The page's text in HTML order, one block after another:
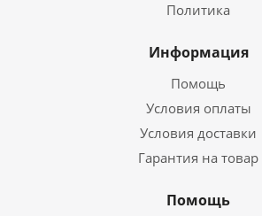
Политика
Информация
Помощь
Условия оплаты
Условия доставки
Гарантия на товар
Помощь